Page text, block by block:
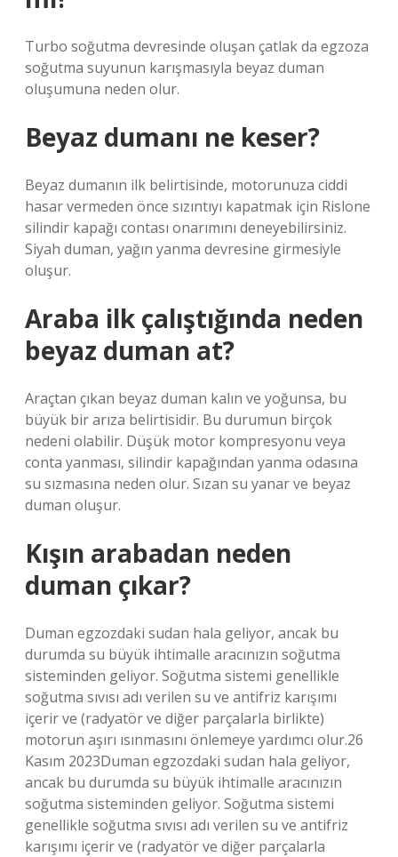
Turbo soğutma devresinde oluşan çatlak da egzoza
soğutma suyunun karışmasıyla beyaz duman
oluşumuna neden olur.
Beyaz dumanı ne keser?
Beyaz dumanın ilk belirtisinde, motorunuza ciddi
hasar vermeden önce sızıntıyı kapatmak için Rislone
silindir kapağı contası onarımını deneyebilirsiniz.
Siyah duman, yağın yanma devresine girmesiyle
oluşur.
Araba ilk çalıştığında neden
beyaz duman at?
Araçtan çıkan beyaz duman kalın ve yoğunsa, bu
büyük bir arıza belirtisidir. Bu durumun birçok
nedeni olabilir. Düşük motor kompresyonu veya
conta yanması, silindir kapağından yanma odasına
su sızmasına neden olur. Sızan su yanar ve beyaz
duman oluşur.
Kışın arabadan neden
duman çıkar?
Duman egzozdaki sudan hala geliyor, ancak bu
durumda su büyük ihtimalle aracınızın soğutma
sisteminden geliyor. Soğutma sistemi genellikle
soğutma sıvısı adı verilen su ve antifriz karışımı
içerir ve (radyatör ve diğer parçalarla birlikte)
motorun aşırı ısınmasını önlemeye yardımcı olur.26
Kasım 2023Duman egzozdaki sudan hala geliyor,
ancak bu durumda su büyük ihtimalle aracınızın
soğutma sisteminden geliyor. Soğutma sistemi
genellikle soğutma sıvısı adı verilen su ve antifriz
karışımı içerir ve (radyatör ve diğer parçalarla